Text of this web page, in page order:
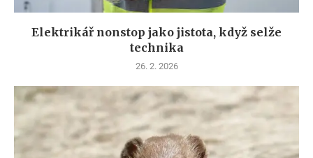
Elektrikář nonstop jako jistota, když selže
technika
26. 2. 2026